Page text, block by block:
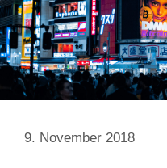
9. November 2018